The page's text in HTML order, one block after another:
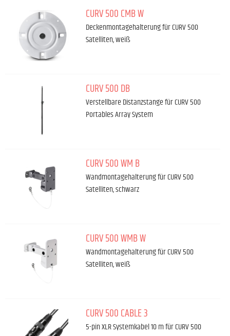
CURV 500 CMB W
Deckenmontagehalterung für CURV 500
Satelliten, weiß
CURV 500 DB
Verstellbare Distanzstange für CURV 500
Portables Array System
CURV 500 WM B
Wandmontagehalterung für CURV 500
Satelliten, schwarz
CURV 500 WMB W
Wandmontagehalterung für CURV 500
Satelliten, weiß
CURV 500 CABLE 3
5-pin XLR Systemkabel 10 m für CURV 500